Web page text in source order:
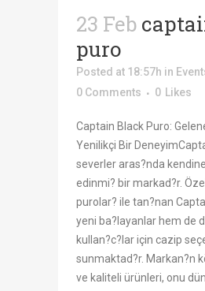
23 Feb
puro
Posted at 18:57h in
0 Comments
0 Likes
Captain Black Puro:
Yenilikçi Bir
severler aras?nda
edinmi? bir markad?r.
purolar? ile tan?nan
yeni ba?layanlar hem de
kullan?c?lar için cazip
sunmaktad?r. Markan?n
ve kaliteli ürünleri, onu